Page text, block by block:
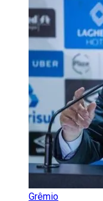
Grêmio